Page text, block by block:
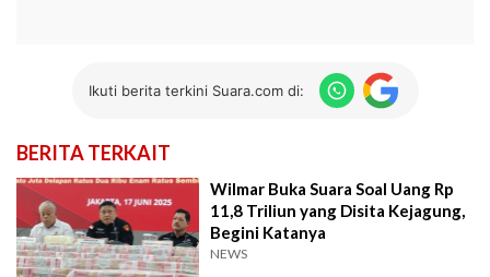
Ikuti berita terkini Suara.com di:
BERITA TERKAIT
Wilmar Buka Suara Soal Uang Rp
11,8 Triliun yang Disita Kejagung,
Begini Katanya
NEWS